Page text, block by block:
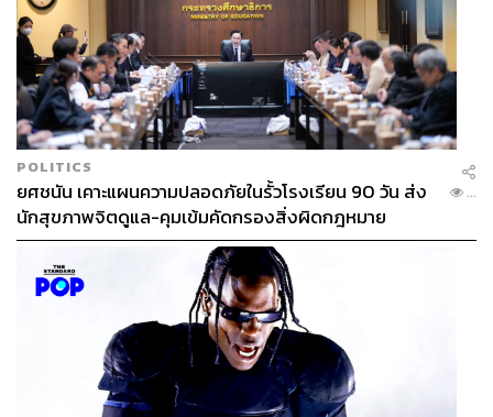
POLITICS
ยศชนัน เคาะแผนความปลอดภัยในรั้วโรงเรียน 90 วัน ส่ง
นักสุขภาพจิตดูแล-คุมเข้มคัดกรองสิ่งผิดกฎหมาย
...